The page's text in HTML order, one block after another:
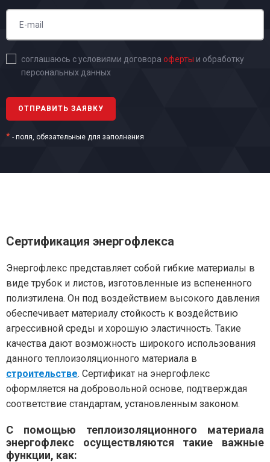
соглашаюсь с условиями договора оферты и обработку
персональных данных
* - поля, обязательные для заполнения
Сертификация энергофлекса
Энергофлекс представляет собой гибкие материалы в
виде трубок и листов, изготовленные из вспененного
полиэтилена. Он под воздействием высокого давления
обеспечивает материалу стойкость к воздействию
агрессивной среды и хорошую эластичность. Такие
качества дают возможность широкого использования
данного теплоизоляционного материала в
строительстве. Сертификат на энергофлекс
оформляется на добровольной основе, подтверждая
соответствие стандартам, установленным законом.
С помощью теплоизоляционного материала
энергофлекс осуществляются такие важные
функции, как: